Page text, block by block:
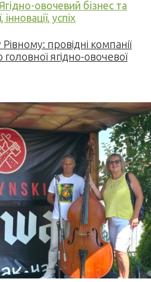
овочевий бізнес та
успіх
провідні компанії
ягідно-овочевої